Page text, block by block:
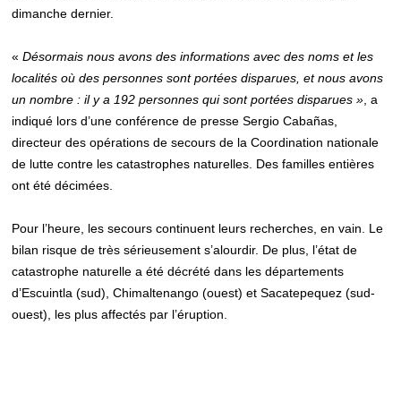
dimanche dernier.
«Désormais nous avons des informations avec des noms et les
localités où des personnes sont portées disparues, et nous avons
un nombre : il y a 192 personnes qui sont portées disparues » , a
indiqué lors d’une conférence de presse Sergio Cabañas,
directeur des opérations de secours de la Coordination nationale
de lutte contre les catastrophes naturelles. Des familles entières
ont été décimées.
Pour l’heure, les secours continuent leurs recherches, en vain. Le
bilan risque de très sérieusement s’alourdir. De plus, l’état de
catastrophe naturelle a été décrété dans les départements
d’Escuintla (sud), Chimaltenango (ouest) et Sacatepequez (sud-
ouest), les plus affectés par l’éruption.